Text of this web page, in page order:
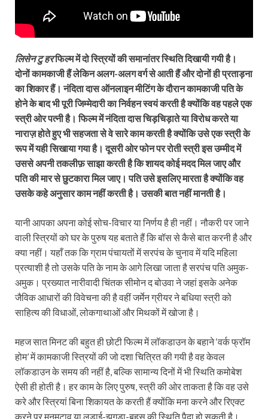
लिसेन टु हरफिल्म में दो स्त्रियों की समानांतर स्थिति दिखायी गयी है।
दोनों कामकाजी हैं लेकिन अलग-अलग वर्ग से आती हैं और दोनों ही प्रताड़ना
का शिकार हैं। नंदिता दास ऑनलाइन मीटिंग के दौरान कामकाजी पति के
होने के बाद भी पूरी जिम्मेदारी का निर्वहन स्वयं करती है क्योंकि वह पहले एक
स्त्री ओर पत्नी है। फिल्म में नंदिता दास चिड़चिड़ाते या विरोध करते या
नाराज़ होते हुए भी सहजता से वे सारे काम करती है क्योंकि उसे एक स्त्री के
रूप में यही सिखाया गया है। दूसरी ओर फोन पर रोती स्त्री इस उम्मीद में
उससे अपनी तकलीफ़ साझा करती है कि शायद कोई मदद मिल जाए और
पति की मार से छुटकारा मिल जाए। पति उसे इ‍सलिए मारता है क्योंकि वह
उसके कहे अनुसार काम नहीं करती है। उसकी बात नहीं मानती है।
यानी आपका अपना कोई सोच-विचार या निर्णय है ही नहीं। नौकरी पर जाने
वाली स्त्रियों को घर के पुरुष यह बताते हैं कि बॉस से कैसे बात करनी है और
क्या नहीं। यहाँ तक कि ग्राम पंचायतों में सरपंच के चुनाव में यदि महिला
प्रत्याशी है तो उसके पति के नाम के आगे लिखा जाता है सरपंच पति अमुक-
अमुक। प्रख्यात नारीवादी चिंतक सीमोन द बोउवा ने जहां इसके अनेक
जैविक आधारों की विवेचना की है वहीं जर्मेन ग्रीयर ने बधिया स्त्री को
साहित्य की विधाओं, लोकगाथाओं और मिथकों में खोजा है।
महज सात मिनट की बहुत ही छोटी फिल्म में लॉकडाउन के बहाने ‘वर्क फ्रॉम
होम’ में कामकाजी स्त्रियों की जो दशा चित्रित की गयी है वह केवल
लॉकडाउन के समय की नहीं है, बल्कि सामान्य दिनों में भी स्थिति कमोबेश
ऐसी ही होती है। हर काम के लिए पुरुष, स्त्री की ओर ताकता है कि वह उसे
करे और स्त्रियां बिना शिकायत के करती हैं क्योंकि मना करने और रिएक्ट
करने पर मनमुटाव या लड़ाई-झगड़ा-बहस की स्थिति पैदा हो सकती है।